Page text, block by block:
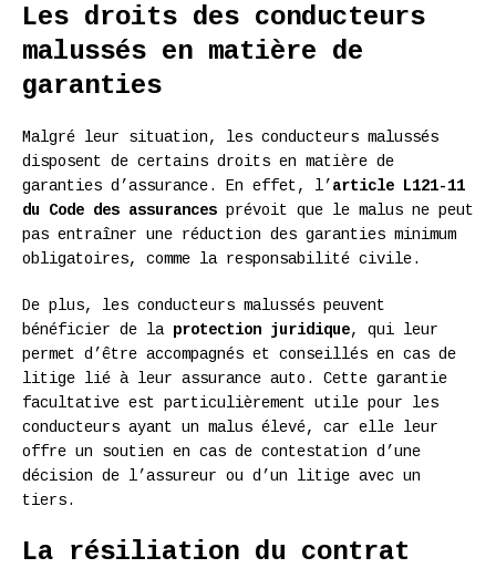
Les droits des conducteurs
malussés en matière de
garanties
Malgré leur situation, les conducteurs malussés
disposent de certains droits en matière de
garanties d’assurance. En effet, l’ article L121-11
du Code des assurances prévoit que le malus ne peut
pas entraîner une réduction des garanties minimum
obligatoires, comme la responsabilité civile.
De plus, les conducteurs malussés peuvent
bénéficier de la protection juridique, qui leur
permet d’être accompagnés et conseillés en cas de
litige lié à leur assurance auto. Cette garantie
facultative est particulièrement utile pour les
conducteurs ayant un malus élevé, car elle leur
offre un soutien en cas de contestation d’une
décision de l’assureur ou d’un litige avec un
tiers.
La résiliation du contrat